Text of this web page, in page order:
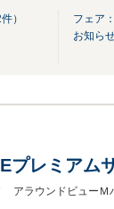
件）
フェア
お知ら
プレミアム